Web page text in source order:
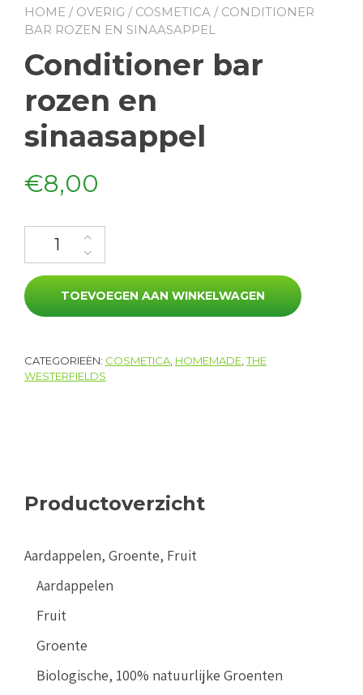
HOME / OVERIG / COSMETICA / CONDITIONER
BAR ROZEN EN SINAASAPPEL
Conditioner bar
rozen en
sinaasappel
€8,00
Conditioner bar rozen en sinaasappel aantal
TOEVOEGEN AAN WINKELWAGEN
CATEGORIEËN: COSMETICA HOMEMADE ,THE
WESTERFIELDS
Productoverzicht
Aardappelen, Groente, Fruit
Aardappelen
Fruit
Groente
Biologische, 100% natuurlijke Groenten